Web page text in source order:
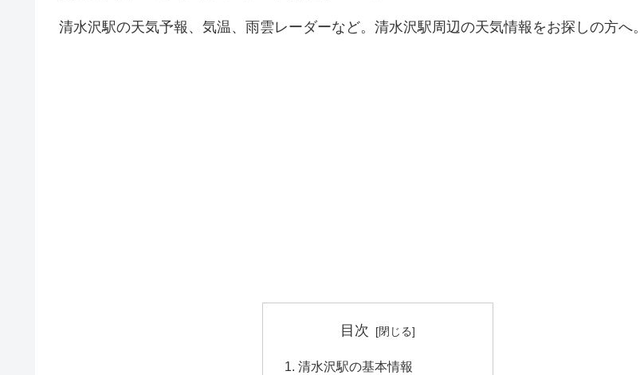
清水沢駅の天気予報、気温、雨雲レーダーなど。清水沢駅周辺の天気情報をお探しの方へ。
目次
清水沢駅の基本情報